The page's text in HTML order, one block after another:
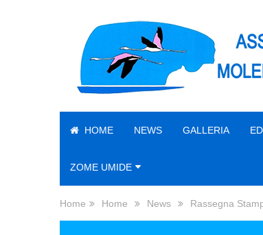
HOME NEWS GALLERIA
ZOME UMIDE
Home Home News Rassegna